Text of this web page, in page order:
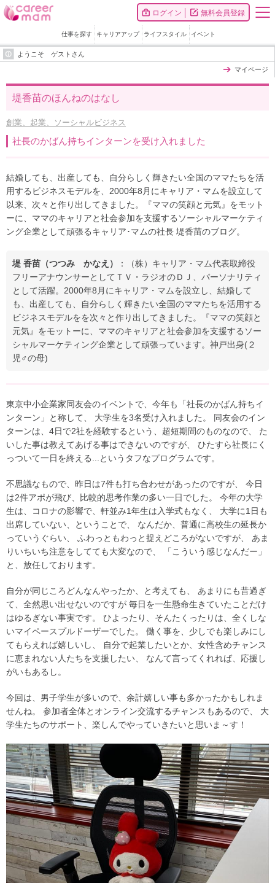
ログイン 無料会員登録
仕事を探す キャリアアップ ライフスタイル イベント
ようこそ ゲストさん
マイページ
堤香苗のほんねのはなし
創業、起業、ソーシャルビジネス
社長のかばん持ちインターンを受け入れました
結婚しても、出産しても、自分らしく輝きたい全国のママたちを活
用するビジネスモデルを、2000年8月にキャリア・マムを設立して
以来、次々と作り出してきました。『ママの笑顔と元気』をモット
ーに、ママのキャリアと社会参加を支援するソーシャルマーケティ
ング企業として頑張るキャリア･マムの社長 堤香苗のブログ。
堤 香苗（つつみ かなえ）
：（株）キャリア・マム代表取締役
フリーアナウンサーとしてＴＶ・ラジオのＤＪ、パーソナリティ
として活躍。2000年8月にキャリア・マムを設立し、結婚して
も、出産しても、自分らしく輝きたい全国のママたちを活用する
ビジネスモデルをを次々と作り出してきました。『ママの笑顔と
元気』をモットーに、ママのキャリアと社会参加を支援するソー
シャルマーケティング企業として頑張っています。神戸出身(２
児♂の母)
東京中小企業家同友会のイベントで、今年も「社長のかばん持ちイ
ンターン」と称して、 大学生を3名受け入れました。 同友会のイン
ターンは、4日で2社を経験するという、超短期間のものなので、 た
いした事は教えてあげる事はできないのですが、 ひたすら社長にく
っついて一日を終える...というタフなプログラムです。
不思議なもので、昨日は7件も打ち合わせがあったのですが、 今日
は2件アポが飛び、比較的思考作業の多い一日でした。 今年の大学
生は、コロナの影響で、軒並み1年生は入学式もなく、 大学に1日も
出席していない、ということで、 なんだか、普通に高校生の延長か
っていうぐらい、 ふわっともわっと捉えどころがないですが、 あま
りいちいち注意をしてても大変なので、 「こういう感じなんだー」
と、放任しております。
自分が同じころどんなんやったか、と考えても、 あまりにも昔過ぎ
て、全然思い出せないのですが 毎日を一生懸命生きていたことだけ
はゆるぎない事実です。 ひよったり、そんたくったりは、全くしな
いマイペースプルドーザーでした。 働く事を、少しでも楽しみにし
てもらえれば嬉しいし、 自分で起業したいとか、女性含めチャンス
に恵まれない人たちを支援したい、 なんて言ってくれれば、応援し
がいもあるし。
今回は、男子学生が多いので、余計嬉しい事も多かったかもしれま
せんね。 参加者全体とオンライン交流するチャンスもあるので、 大
学生たちのサポート、楽しんでやっていきたいと思いま～す！